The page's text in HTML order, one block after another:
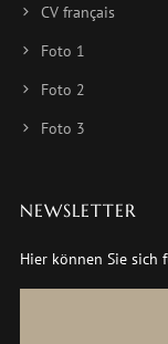
CV français
Foto 1
Foto 2
Foto 3
NEWSLETTER
Hier können Sie sich